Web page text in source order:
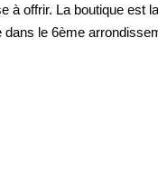
à offrir. La boutique est
dans le 6ème